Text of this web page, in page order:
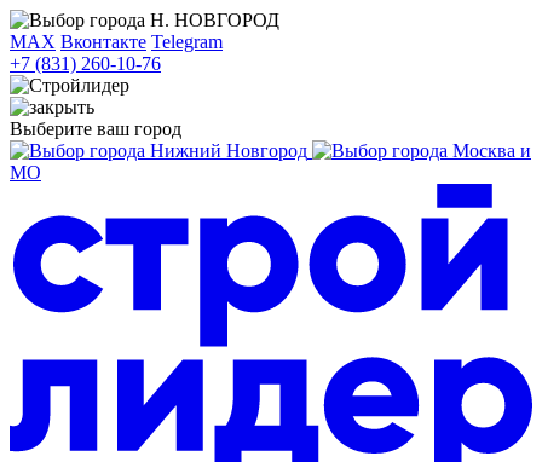
Н. НОВГОРОД
MAX Вконтакте Telegram
+7 (831) 260-10-76
Выберите ваш город
Нижний Новгород
Москва и
МО